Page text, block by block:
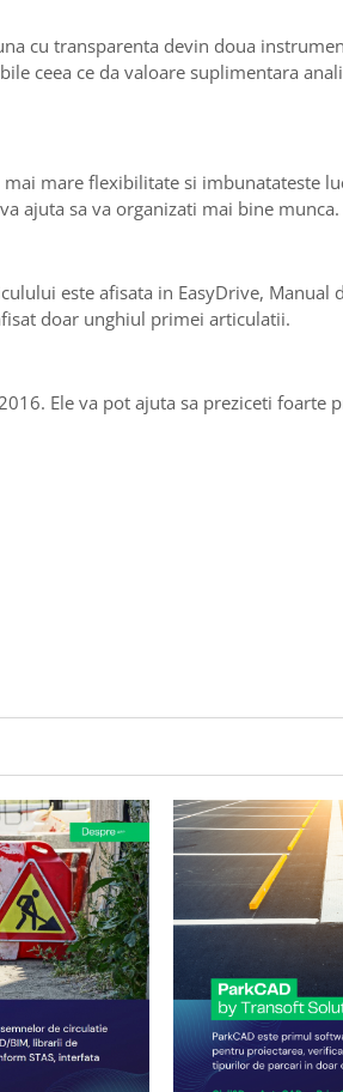
cu transparenta devin doua
ceea ce da valoare suplimentara
mare flexibilitate si imbunatateste
ajuta sa va organizati mai bine munca.
este afisata in EasyDrive, Manual
doar unghiul primei articulatii.
Ele va pot ajuta sa preziceti foarte